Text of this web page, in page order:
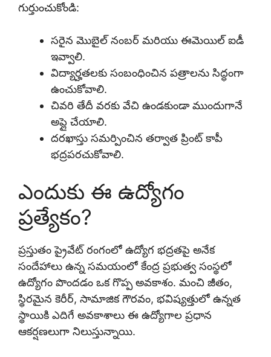
గుర్తుంచుకోండి:
సరైన మొబైల్ నంబర్ మరియు ఈమెయిల్ ఐడీ
ఇవ్వాలి.
విద్యార్హతలకు సంబంధించిన పత్రాలను సిద్ధంగా
ఉంచుకోవాలి.
చివరి తేదీ వరకు వేచి ఉండకుండా ముందుగానే
అప్లై చేయాలి.
దరఖాస్తు సమర్పించిన తర్వాత ప్రింట్ కాపీ
భద్రపరచుకోవాలి.
ఎందుకు ఈ ఉద్యోగం
ప్రత్యేకం?
ప్రస్తుతం ప్రైవేట్ రంగంలో ఉద్యోగ భద్రతపై అనేక
సందేహాలు ఉన్న సమయంలో కేంద్ర ప్రభుత్వ సంస్థలో
ఉద్యోగం పొందడం ఒక గొప్ప అవకాశం. మంచి జీతం,
స్థిరమైన కెరీర్, సామాజిక గౌరవం, భవిష్యత్తులో ఉన్నత
స్థాయికి ఎదిగే అవకాశాలు ఈ ఉద్యోగాల ప్రధాన
ఆకర్షణలుగా నిలుస్తున్నాయి.